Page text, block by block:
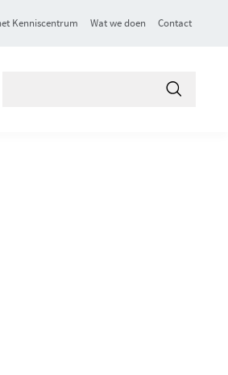
Kenniscentrum Wat we doen Contact